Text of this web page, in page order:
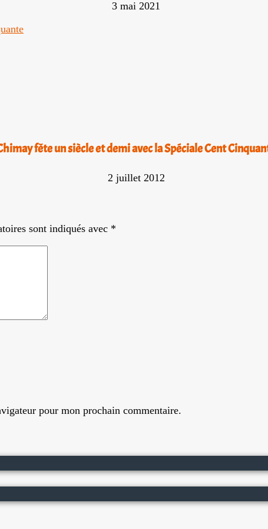
3 mai 2021
fête un siècle et demi avec la Spéciale Cent
2 juillet 2012
sont indiqués avec *
pour mon prochain commentaire.